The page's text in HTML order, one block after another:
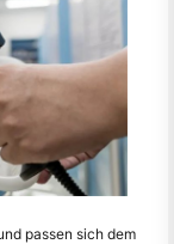
passen sich dem